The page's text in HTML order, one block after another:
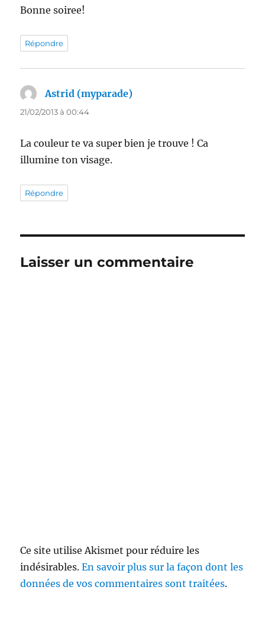
Bonne soiree!
Répondre
Astrid (myparade)
21/02/2013 à 00:44
La couleur te va super bien je trouve ! Ca
illumine ton visage.
Répondre
Laisser un commentaire
Ce site utilise Akismet pour réduire les
indésirables.En savoir plus sur la façon dont les
données de vos commentaires sont traitées.